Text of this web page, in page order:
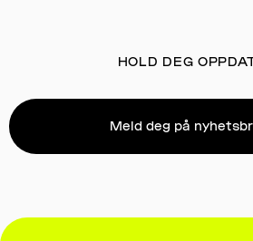
HOLD DEG
Meld deg på